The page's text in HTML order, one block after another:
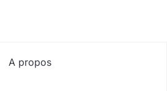
A propos